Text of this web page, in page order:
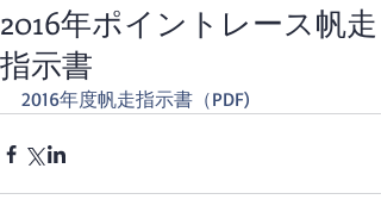
2016年ポイントレース帆走
指示書
2016年度帆走指示書（PDF)